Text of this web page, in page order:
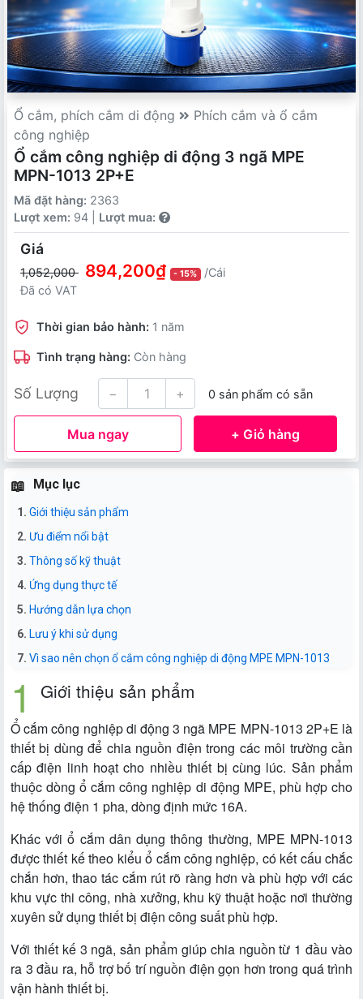
Ổ cắm, phích cắm di động
Phích cắm và ổ cắm
công nghiệp
Ổ cắm công nghiệp di động 3 ngã MPE
MPN-1013 2P+E
Mã đặt hàng: 2363
Lượt xem: 94 | Lượt mua:
Giá
1,052,000 894,200₫ - 15%
/Cái
Đã có VAT
Thời gian bảo hành: 1 năm
Tình trạng hàng: Còn hàng
Số Lượng − + 0 sản phẩm có sẵn
Mua ngay + Giỏ hàng
Mục lục
Giới thiệu sản phẩm
Ưu điểm nổi bật
Thông số kỹ thuật
Ứng dụng thực tế
Hướng dẫn lựa chọn
Lưu ý khi sử dụng
Vì sao nên chọn ổ cắm công nghiệp di động MPE MPN-1013
Giới thiệu sản phẩm
Ổ cắm công nghiệp di động 3 ngã MPE MPN-1013 2P+E là
thiết bị dùng để chia nguồn điện trong các môi trường cần
cấp điện linh hoạt cho nhiều thiết bị cùng lúc. Sản phẩm
thuộc dòng ổ cắm công nghiệp di động MPE, phù hợp cho
hệ thống điện 1 pha, dòng định mức 16A.
Khác với ổ cắm dân dụng thông thường, MPE MPN-1013
được thiết kế theo kiểu ổ cắm công nghiệp, có kết cấu chắc
chắn hơn, thao tác cắm rút rõ ràng hơn và phù hợp với các
khu vực thi công, nhà xưởng, khu kỹ thuật hoặc nơi thường
xuyên sử dụng thiết bị điện công suất phù hợp.
Với thiết kế 3 ngã, sản phẩm giúp chia nguồn từ 1 đầu vào
ra 3 đầu ra, hỗ trợ bố trí nguồn điện gọn hơn trong quá trình
vận hành thiết bị.